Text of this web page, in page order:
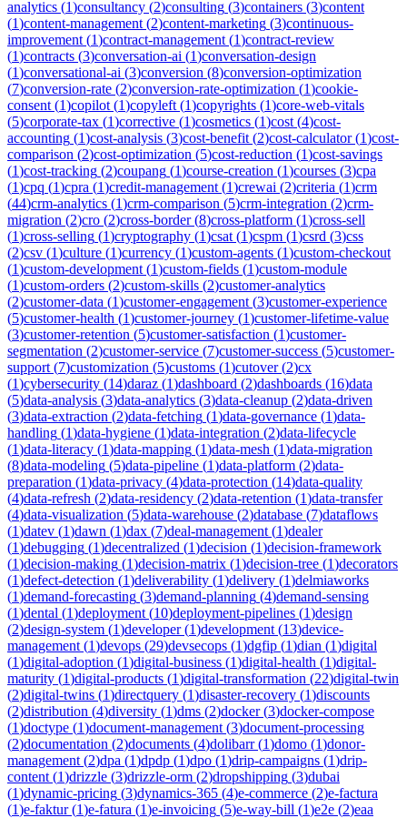
analytics (1)consultancy (2)consulting (3)containers (3)content
(1)content-management (2)content-marketing (3)continuous-
improvement (1)contract-management (1)contract-review
(1)contracts (3)conversation-ai (1)conversation-design
(1)conversational-ai (3)conversion (8)conversion-optimization
(7)conversion-rate (2)conversion-rate-optimization (1)cookie-
consent (1)copilot (1)copyleft (1)copyrights (1)core-web-vitals
(5)corporate-tax (1)corrective (1)cosmetics (1)cost (4)cost-
accounting (1)cost-analysis (3)cost-benefit (2)cost-calculator(1)cost-
comparison (2)cost-optimization (5)cost-reduction (1)cost-savings
(1)cost-tracking (2)coupang (1)course-creation (1)courses (3)cpa
(1)cpq (1)cpra (1)credit-management (1)crewai (2)criteria (1)crm
(44)crm-analytics (1)crm-comparison (5)crm-integration (2)crm-
migration (2)cro (2)cross-border(8)cross-platform (1)cross-sell
(1)cross-selling (1)cryptography (1)csat (1)cspm (1)csrd (3)css
(2)csv (1)culture (1)currency (1)custom-agents (1)custom-checkout
(1)custom-development (1)custom-fields (1)custom-module
(1)custom-orders (2)custom-skills (2)customer-analytics
(2)customer-data (1)customer-engagement (3)customer-experience
(5)customer-health (1)customer-journey (1)customer-lifetime-value
(3)customer-retention (5)customer-satisfaction (1)customer-
segmentation (2)customer-service (7)customer-success (5)customer-
support (7)customization (5)customs (1)cutover(2)cx
(1)cybersecurity (14)daraz (1)dashboard (2)dashboards (16)data
(5)data-analysis (3)data-analytics (3)data-cleanup (2)data-driven
(3)data-extraction (2)data-fetching (1)data-governance (1)data-
handling (1)data-hygiene (1)data-integration (2)data-lifecycle
(1)data-literacy (1)data-mapping (1)data-mesh (1)data-migration
(8)data-modeling (5)data-pipeline (1)data-platform (2)data-
preparation (1)data-privacy (4)data-protection (14)data-quality
(4)data-refresh (2)data-residency (2)data-retention (1)data-transfer
(4)data-visualization (5)data-warehouse (2)database (7)dataflows
(1)datev (1)dawn (1)dax (7)deal-management (1)dealer
(1)debugging (1)decentralized (1)decision (1)decision-framework
(1)decision-making (1)decision-matrix (1)decision-tree (1)decorators
(1)defect-detection (1)deliverability (1)delivery (1)delmiaworks
(1)demand-forecasting (3)demand-planning (4)demand-sensing
(1)dental (1)deployment (10)deployment-pipelines (1)design
(2)design-system (1)developer(1)development (13)device-
management (1)devops (29)devsecops (1)dgfip (1)dian (1)digital
(1)digital-adoption (1)digital-business (1)digital-health (1)digital-
maturity (1)digital-products (1)digital-transformation (22)digital-twin
(2)digital-twins (1)directquery (1)disaster-recovery (1)discounts
(2)distribution (4)diversity (1)dms (2)docker(3)docker-compose
(1)doctype (1)document-management (3)document-processing
(2)documentation (2)documents (4)dolibarr(1)domo (1)donor-
management (2)dpa (1)dpdp (1)dpo (1)drip-campaigns (1)drip-
content (1)drizzle (3)drizzle-orm (2)dropshipping (3)dubai
(1)dynamic-pricing (3)dynamics-365 (4)e-commerce (2)e-factura
(1)e-faktur(1)e-fatura (1)e-invoicing (5)e-way-bill (1)e2e (2)eaa